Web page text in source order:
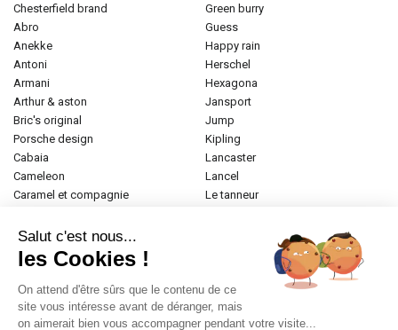
chesterfield brand
abro
anekke
antoni
armani
arthur & aston
bric's original
porsche design
cabaia
cameleon
caramel et compagnie
donna celi
eastpak
elite
emily & noah
esprit
etrier
green burry
guess
happy rain
herschel
hexagona
jansport
jump
kipling
lancaster
lancel
le tanneur
paul marius
samsonite
tamaris
Salut c'est nous...
les Cookies !
On attend d'être sûrs que le contenu de ce
site vous intéresse avant de déranger, mais
on aimerait bien vous accompagner pendant votre visite...